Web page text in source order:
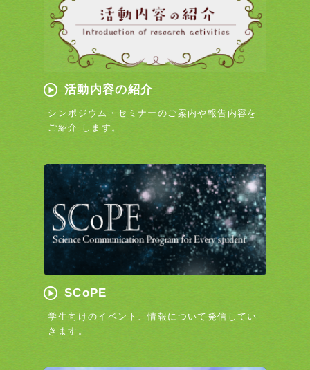
活動内容の紹介
シンポジウム・セミナーのご案内や報告内容を
ご紹介 します。
SCoPE
学生向けのイベント、情報について発信してい
きます。